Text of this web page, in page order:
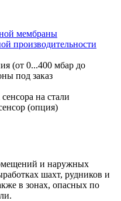
мембраны
производительности
(от 0...400 мбар до
под заказ
на стали
(опция)
и наружных
шахт, рудников и
в зонах, опасных по